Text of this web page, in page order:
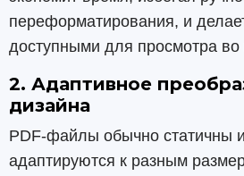
переформатирования, и
доступными для просмотра во
2. Адаптивное
дизайна
PDF-файлы обычно статичны
адаптируются к разным